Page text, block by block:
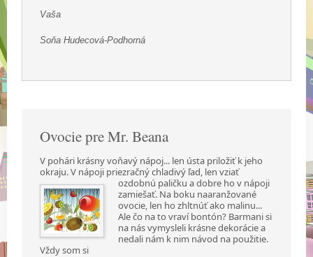
Vaša
Soňa Hudecová-Podhorná
Ovocie pre Mr. Beana
V pohári krásny voňavý nápoj... len ústa priložiť k jeho
okraju. V nápoji priezračný chladivý ľad, len vziať
ozdobnú paličku a dobre ho v nápoji
zamiešať. Na boku naaranžované
ovocie, len ho zhltnúť ako malinu...
Ale čo na to vraví bontón? Barmani si
na nás vymysleli krásne dekorácie a
nedali nám k nim návod na použitie.
Vždy som si